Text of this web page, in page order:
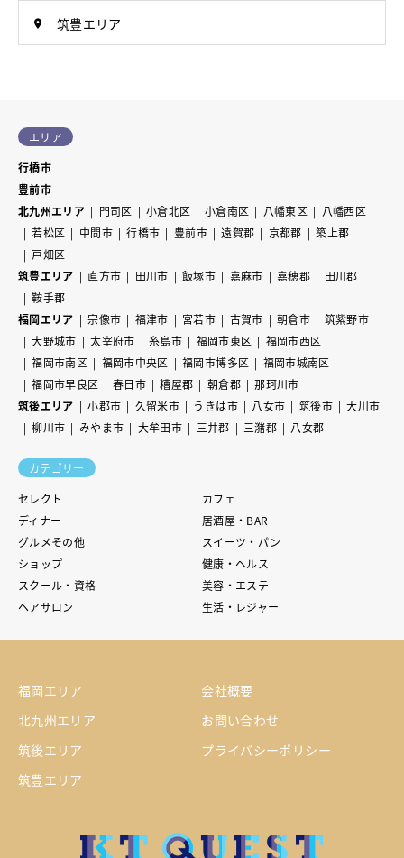
筑豊エリア
エリア
行橋市
豊前市
北九州エリア
門司区 小倉北区 小倉南区 八幡東区
八幡西区
若松区
中間市 行橋市 豊前市 遠賀郡 京都郡
築上郡
戸畑区
筑豊エリア
直方市 田川市 飯塚市 嘉麻市 嘉穂郡
田川郡
鞍手郡
福岡エリア
宗像市 福津市 宮若市 古賀市 朝倉市
筑紫野市
大野城市
太宰府市 糸島市 福岡市東区
福岡市西区
福岡市南区
福岡市中央区 福岡市博多区
福岡市城南区
福岡市早良区
春日市 糟屋郡 朝倉郡
那珂川市
筑後エリア
小郡市 久留米市 うきは市 八女市 筑後市
大川市
柳川市
みやま市 大牟田市 三井郡 三潴郡 八女郡
カテゴリー
セレクト
カフェ
ディナー
居酒屋・BAR
グルメその他
スイーツ・パン
ショップ
健康・ヘルス
スクール・資格
美容・エステ
ヘアサロン
生活・レジャー
福岡エリア
北九州エリア
筑後エリア
筑豊エリア
会社概要
お問い合わせ
プライバシーポリシー